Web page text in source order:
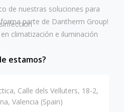
de nuestras soluciones para
parte de Dantherm Group!
climatización e iluminación
estamos?
Calle dels Velluters, 18-2,
Valencia (Spain)